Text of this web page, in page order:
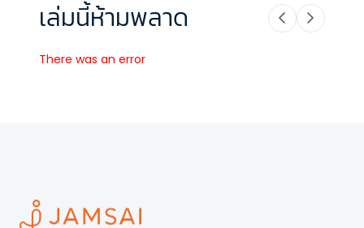
เล่มนี้ห้ามพลาด
There was an error